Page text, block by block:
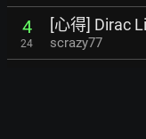
4
24
[心得] Dirac
scrazy77